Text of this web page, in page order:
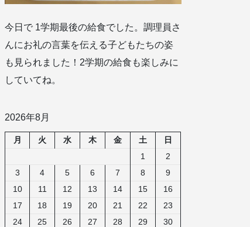
今日で 1学期最後の給食でした。調理員さ
んにお礼の言葉を伝える子どもたちの姿
も見られました！2学期の給食も楽しみに
していてね。
2026年8月
月 火 水 木 金 土
日
1
2
3
4 5 6 7 8
9
10
11 12 13 14 15
16
17
18 19 20 21 22
23
24
25 26 27 28 29
30